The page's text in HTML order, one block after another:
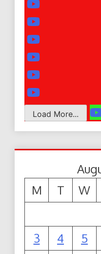
Load More...
M
T W
3
4 5